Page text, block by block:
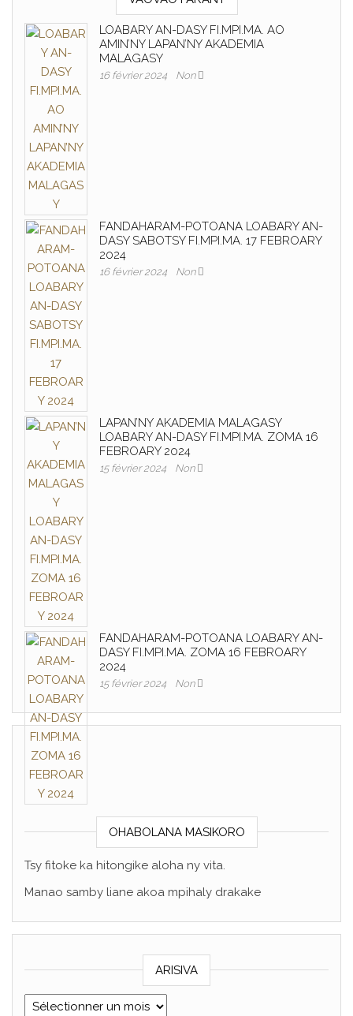
LOABARY AN-DASY FI.MPI.MA. AO
AMIN’NY LAPAN’NY AKADEMIA
MALAGASY
16 février 2024 Non
FANDAHARAM-POTOANA LOABARY AN-
DASY SABOTSY FI.MPI.MA. 17 FEBROARY
2024
16 février 2024 Non
LAPAN’NY AKADEMIA MALAGASY
LOABARY AN-DASY FI.MPI.MA. ZOMA 16
FEBROARY 2024
15 février 2024 Non
FANDAHARAM-POTOANA LOABARY AN-
DASY FI.MPI.MA. ZOMA 16 FEBROARY
2024
15 février 2024 Non
OHABOLANA MASIKORO
Tsy fitoke ka hitongike aloha ny vita.
Manao samby liane akoa mpihaly drakake
ARISIVA
ARISIVA